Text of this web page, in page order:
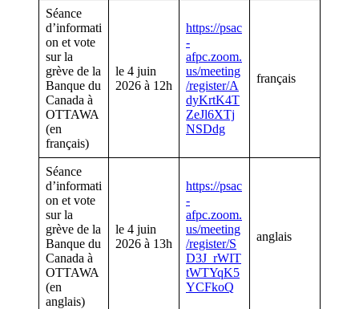
Séance
d’informati
on et vote
sur la
grève de la
Banque du
Canada à
OTTAWA
(en
français)
le 4 juin
2026 à 12h
https://psac
-
afpc.zoom.
us/meeting
/register/A
dyKrtK4T
ZeJl6XTj
NSDdg
français
Séance
d’informati
on et vote
sur la
grève de la
Banque du
Canada à
OTTAWA
(en
anglais)
le 4 juin
2026 à 13h
https://psac
-
afpc.zoom.
us/meeting
/register/S
D3J_rWIT
tWTYqK5
YCFkoQ
anglais